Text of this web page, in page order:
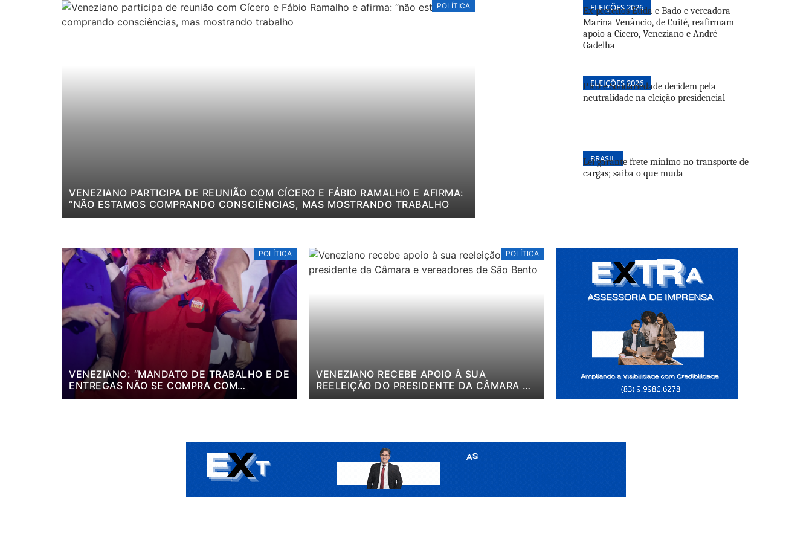
POLÍTICA
VENEZIANO PARTICIPA DE REUNIÃO COM CÍCERO E FÁBIO RAMALHO E AFIRMA:
“NÃO ESTAMOS COMPRANDO CONSCIÊNCIAS, MAS MOSTRANDO TRABALHO
ELEIÇÕES 2026
Ex-prefeitos Euda e Bado e vereadora
Marina Venâncio, de Cuité, reafirmam
apoio a Cícero, Veneziano e André
Gadelha
ELEIÇÕES 2026
PRD e Solidariedade decidem pela
neutralidade na eleição presidencial
BRASIL
Lei garante frete mínimo no transporte de
cargas; saiba o que muda
POLÍTICA
VENEZIANO: “MANDATO DE TRABALHO E DE
ENTREGAS NÃO SE COMPRA COM
DINHEIRO, SE CONQUISTA COM TRABALHO”
POLÍTICA
VENEZIANO RECEBE APOIO À SUA
REELEIÇÃO DO PRESIDENTE DA CÂMARA E
VEREADORES DE SÃO BENTO